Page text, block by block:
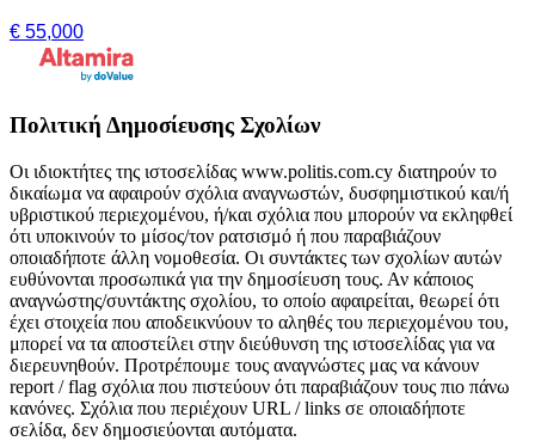
€ 55,000
Πολιτική Δημοσίευσης Σχολίων
Οι ιδιοκτήτες της ιστοσελίδας www.politis.com.cy διατηρούν το
δικαίωμα να αφαιρούν σχόλια αναγνωστών, δυσφημιστικού και/ή
υβριστικού περιεχομένου, ή/και σχόλια που μπορούν να εκληφθεί
ότι υποκινούν το μίσος/τον ρατσισμό ή που παραβιάζουν
οποιαδήποτε άλλη νομοθεσία. Οι συντάκτες των σχολίων αυτών
ευθύνονται προσωπικά για την δημοσίευση τους. Αν κάποιος
αναγνώστης/συντάκτης σχολίου, το οποίο αφαιρείται, θεωρεί ότι
έχει στοιχεία που αποδεικνύουν το αληθές του περιεχομένου του,
μπορεί να τα αποστείλει στην διεύθυνση της ιστοσελίδας για να
διερευνηθούν. Προτρέπουμε τους αναγνώστες μας να κάνουν
report / flag σχόλια που πιστεύουν ότι παραβιάζουν τους πιο πάνω
κανόνες. Σχόλια που περιέχουν URL / links σε οποιαδήποτε
σελίδα, δεν δημοσιεύονται αυτόματα.